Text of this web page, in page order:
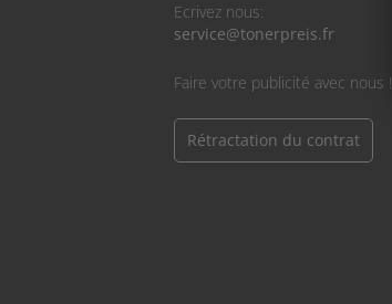
Ecrivez nous:
service@tonerpreis.fr
Faire votre publicité avec nous !
Rétractation du contrat